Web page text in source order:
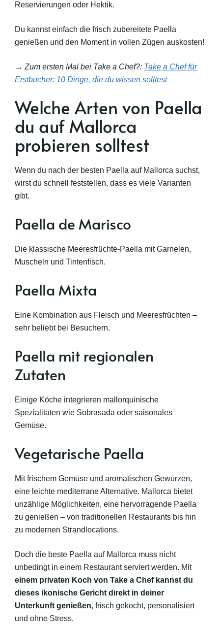
Reservierungen oder Hektik.
Du kannst einfach die frisch zubereitete Paella
genießen und den Moment in vollen Zügen auskosten!
→ Zum ersten Mal bei Take a Chef?: Take a Chef für
Erstbucher: 10 Dinge, die du wissen solltest
Welche Arten von Paella
du auf Mallorca
probieren solltest
Wenn du nach der besten Paella auf Mallorca suchst,
wirst du schnell feststellen, dass es viele Varianten
gibt.
Paella de Marisco
Die klassische Meeresfrüchte-Paella mit Garnelen,
Muscheln und Tintenfisch.
Paella Mixta
Eine Kombination aus Fleisch und Meeresfrüchten –
sehr beliebt bei Besuchern.
Paella mit regionalen
Zutaten
Einige Köche integrieren mallorquinische
Spezialitäten wie Sobrasada oder saisonales
Gemüse.
Vegetarische Paella
Mit frischem Gemüse und aromatischen Gewürzen,
eine leichte mediterrane Alternative. Mallorca bietet
unzählige Möglichkeiten, eine hervorragende Paella
zu genießen – von traditionellen Restaurants bis hin
zu modernen Strandlocations.
Doch die beste Paella auf Mallorca muss nicht
unbedingt in einem Restaurant serviert werden. Mit
einem privaten Koch von Take a Chef kannst du
dieses ikonische Gericht direkt in deiner
Unterkunft genießen, frisch gekocht, personalisiert
und ohne Stress.